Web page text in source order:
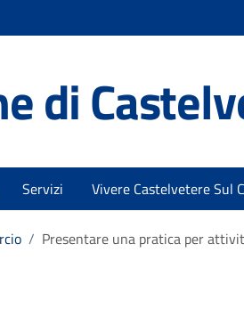
di
Servizi Vivere Castelvetere Sul
/ Presentare una pratica per